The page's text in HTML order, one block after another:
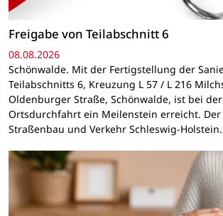
Freigabe von Teilabschnitt 6
08.08.2026
Schönwalde. Mit der Fertigstellung der
Teilabschnitts 6, Kreuzung L 57 / L 216
Oldenburger Straße, Schönwalde, ist bei
Ortsdurchfahrt ein Meilenstein erreicht. Der
Straßenbau und Verkehr Schleswig-